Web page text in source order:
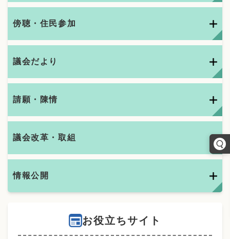
傍聴・住民参加
議会だより
請願・陳情
議会改革・取組
情報公開
お役立ちサイト